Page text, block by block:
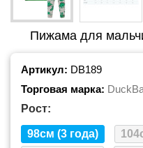
Пижама для
Артикул: DB189
Торговая марка:
Рост:
98см (3 года)